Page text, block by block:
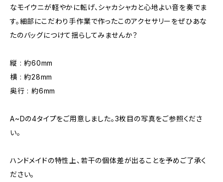
なモイウニが軽やかに転げ、シャカシャカと心地よい音を奏でま
す。細部にこだわり手作業で作ったこのアクセサリーをぜひあな
たのバッグにつけて揺らしてみませんか？
縦 : 約60mm
横 : 約28mm
奥行 : 約6mm
A~Dの4タイプをご用意しました。3枚目の写真をご参照くださ
い。
ハンドメイドの特性上、若干の個体差が出ることを予めご了承く
ださい。